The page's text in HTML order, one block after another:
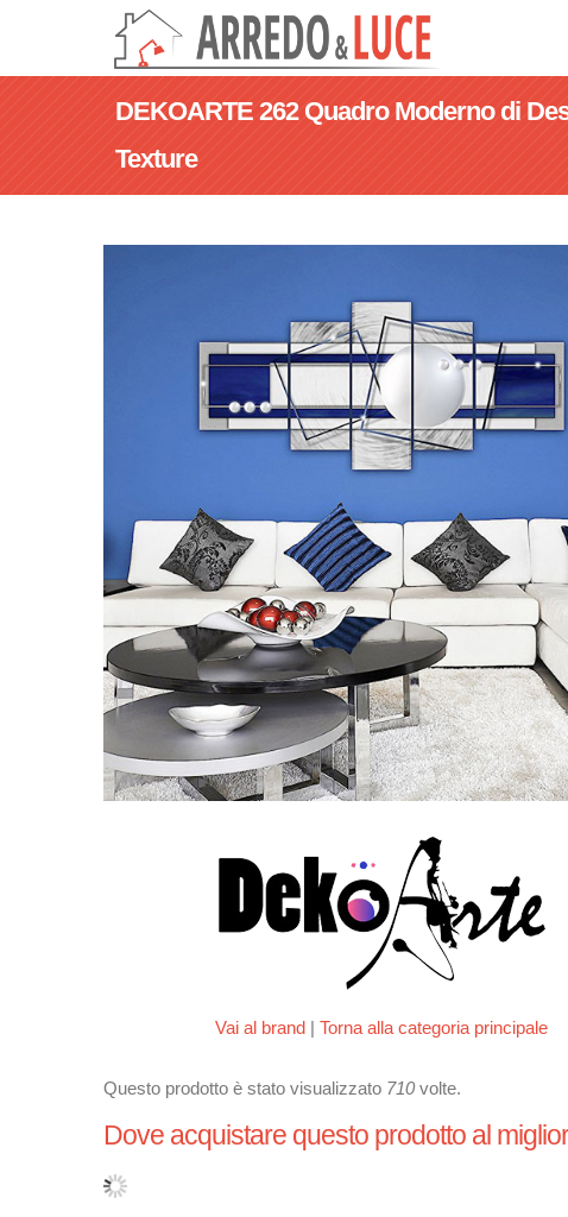
DEKOARTE 262 Quadro Moderno di
Texture
Vai al brand | Torna alla categoria principale
Questo prodotto è stato visualizzato 710volte.
Dove acquistare questo prodotto al